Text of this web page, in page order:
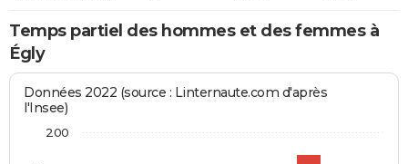
Temps partiel des hommes et des femmes à
Égly
Données 2022 (source : Linternaute.com d'après
l'Insee)
200